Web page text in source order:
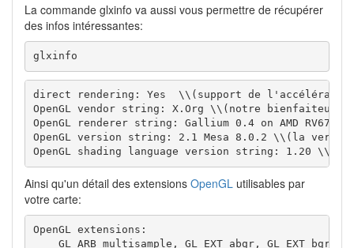
La commande glxinfo va aussi vous permettre de récupérer
des infos intéressantes:
glxinfo
direct rendering: Yes  \\(support de l'accélération
OpenGL vendor string: X.Org \\(notre bienfaiteur,
OpenGL renderer string: Gallium 0.4 on AMD
OpenGL version string: 2.1 Mesa 8.0.2 \\(la
OpenGL shading language version string: 1.20
Ainsi qu'un détail des extensions OpenGL utilisables par
votre carte:
OpenGL extensions:
GL_ARB_multisample, GL_EXT_abgr, GL_EXT_bgra,